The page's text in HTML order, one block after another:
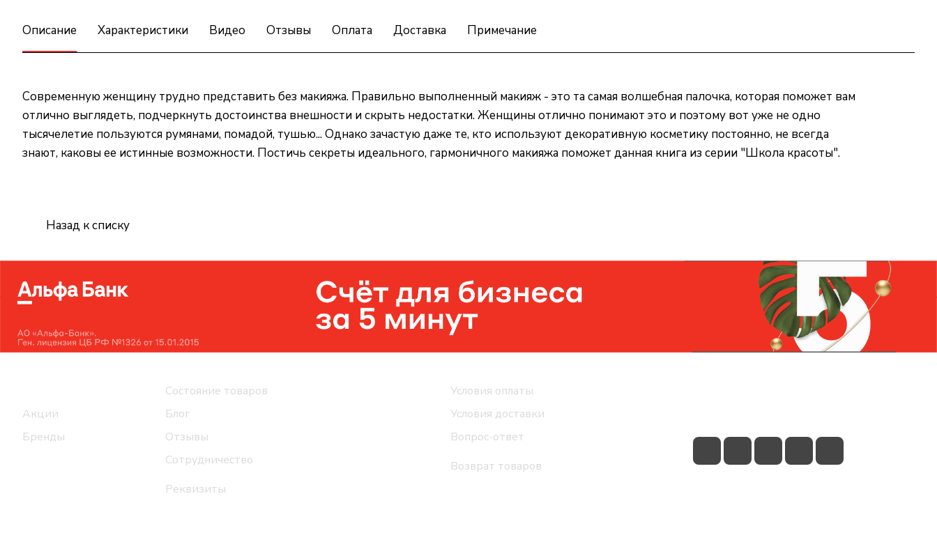
Описание Характеристики Видео Отзывы Оплата Доставка Примечание
Современную женщину трудно представить без макияжа. Правильно выполненный макияж - это та самая волшебная палочка, которая поможет вам
отлично выглядеть, подчеркнуть достоинства внешности и скрыть недостатки. Женщины отлично понимают это и поэтому вот уже не одно
тысячелетие пользуются румянами, помадой, тушью... Однако зачастую даже те, кто используют декоративную косметику постоянно, не всегда
знают, каковы ее истинные возможности. Постичь секреты идеального, гармоничного макияжа поможет данная книга из серии "Школа красоты".
Назад к списку
Акции
Бренды
Состояние товаров
Блог
Отзывы
Сотрудничество
Реквизиты
Условия оплаты
Условия доставки
Вопрос-ответ
Возврат товаров